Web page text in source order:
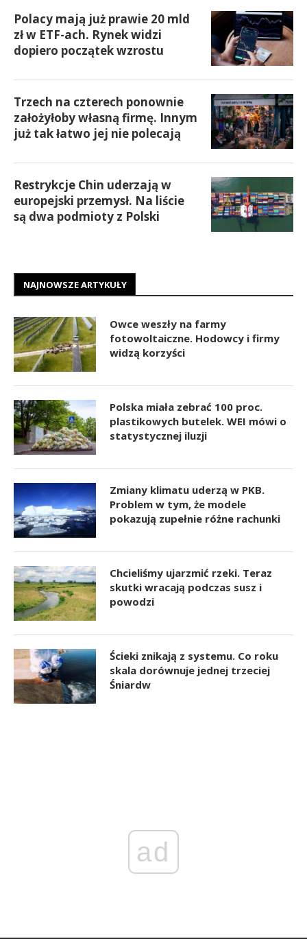
Polacy mają już prawie 20 mld
zł w ETF-ach. Rynek widzi
dopiero początek wzrostu
Trzech na czterech ponownie
założyłoby własną firmę. Innym
już tak łatwo jej nie polecają
Restrykcje Chin uderzają w
europejski przemysł. Na liście
są dwa podmioty z Polski
NAJNOWSZE ARTYKUŁY
Owce weszły na farmy
fotowoltaiczne. Hodowcy i firmy
widzą korzyści
Polska miała zebrać 100 proc.
plastikowych butelek. WEI mówi o
statystycznej iluzji
Zmiany klimatu uderzą w PKB.
Problem w tym, że modele
pokazują zupełnie różne rachunki
Chcieliśmy ujarzmić rzeki. Teraz
skutki wracają podczas susz i
powodzi
Ścieki znikają z systemu. Co roku
skala dorównuje jednej trzeciej
Śniardw
ad